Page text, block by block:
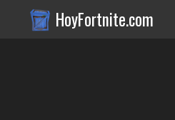
HoyFortnite.com